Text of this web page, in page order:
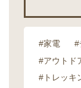
#家電 #
#アウトド
#トレッキ